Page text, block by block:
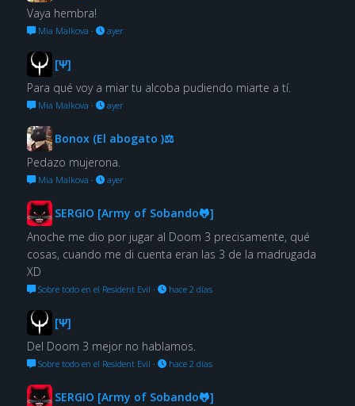
Vaya hembra!
Mia Malkova · ayer
[Ψ]
Para qué voy a miar tu alcoba pudiendo miarte a tí.
Mia Malkova · ayer
Bonox (El abogato )⚖
Pedazo mujerona.
Mia Malkova · ayer
SERGIO [Army of Sobando🐸]
Anoche me dio por jugar al Doom 3 precisamente, qué
cosas, cuando me di cuenta eran las 3 de la madrugada
XD
Sobre todo en el Resident Evil · hace 2 días
[Ψ]
Del Doom 3 mejor no hablamos.
Sobre todo en el Resident Evil · hace 2 días
SERGIO [Army of Sobando🐸]